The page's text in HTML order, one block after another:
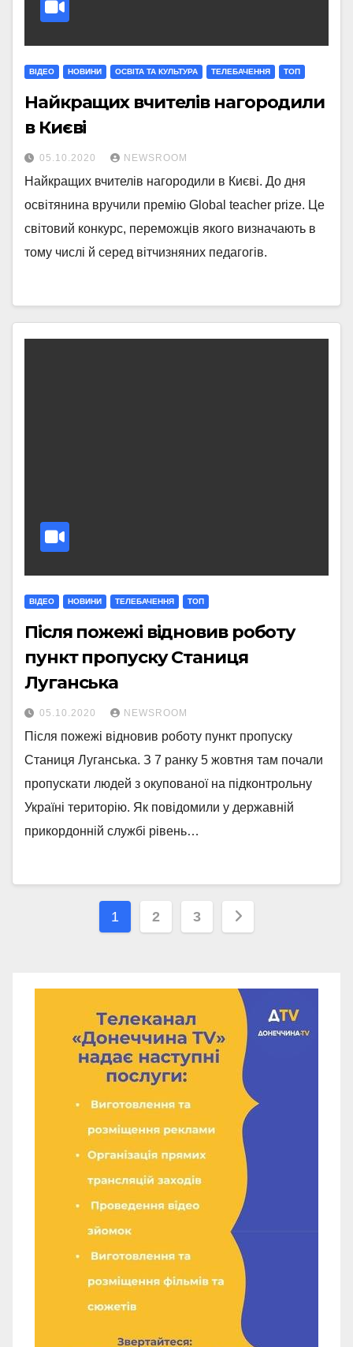
ВІДЕО НОВИНИ ОСВІТА ТА КУЛЬТУРА ТЕЛЕБАЧЕННЯ ТОП
Найкращих вчителів нагородили
в Києві
05.10.2020 NEWSROOM
Найкращих вчителів нагородили в Києві. До дня
освітянина вручили премію Global teacher prize. Це
світовий конкурс, переможців якого визначають в
тому числі й серед вітчизняних педагогів.
ВІДЕО НОВИНИ ТЕЛЕБАЧЕННЯ ТОП
Після пожежі відновив роботу
пункт пропуску Станиця
Луганська
05.10.2020 NEWSROOM
Після пожежі відновив роботу пункт пропуску
Станиця Луганська. З 7 ранку 5 жовтня там почали
пропускати людей з окупованої на підконтрольну
Україні територію. Як повідомили у державній
прикордонній службі рівень…
Навігація
1 2 3